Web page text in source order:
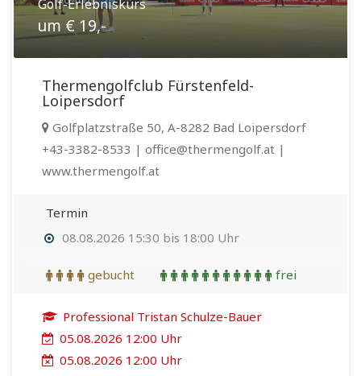
Golf-Erlebniskurs
um € 19,-
Thermengolfclub Fürstenfeld-
Loipersdorf
Golfplatzstraße 50, A-8282 Bad Loipersdorf
+43-3382-8533 | office@thermengolf.at |
www.thermengolf.at
Termin
08.08.2026 15:30 bis 18:00 Uhr
gebucht frei
Professional Tristan Schulze-Bauer
05.08.2026 12:00 Uhr
05.08.2026 12:00 Uhr